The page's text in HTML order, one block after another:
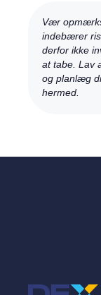
Vær
indebærer
derfor ikke
at tabe. Lav
og planlæg
hermed.